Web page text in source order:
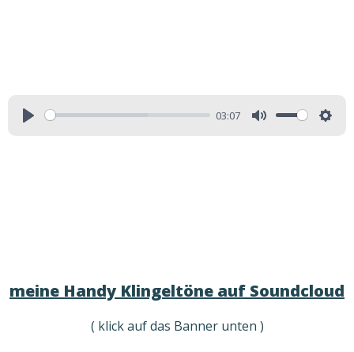
03:07
meine Handy Klingeltöne auf Soundcloud
( klick auf das Banner unten )